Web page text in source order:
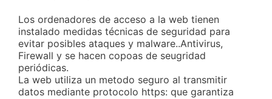
Los ordenadores de acceso a la web tienen
instalado medidas técnicas de seguridad para
evitar posibles ataques y malware..Antivirus,
Firewall y se hacen copoas de seugridad
periódicas.
La web utiliza un metodo seguro al transmitir
datos mediante protocolo https: que garantiza